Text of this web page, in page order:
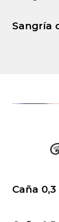
Sangría
Caña 0,3